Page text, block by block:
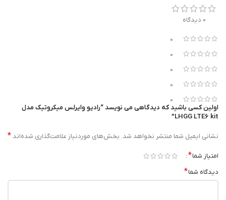
0 دیدگاه
0
0
0
0
0
اولین کسی باشید که دیدگاهی می نویسد “رادیو وایرلس میکروتیک مدل
LHGG LTE6 kit”
نشانی ایمیل شما منتشر نخواهد شد. بخش‌های موردنیاز علامت‌گذاری شده‌اند *
امتیاز شما*
دیدگاه شما*